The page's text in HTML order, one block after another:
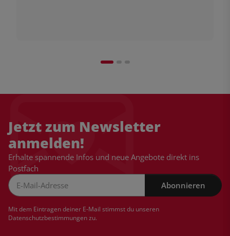
Jetzt zum Newsletter
anmelden!
Erhalte spannende Infos und neue Angebote direkt ins
Postfach
Abonnieren
Mit dem Eintragen deiner E-Mail stimmst du unseren
Datenschutzbestimmungenzu.